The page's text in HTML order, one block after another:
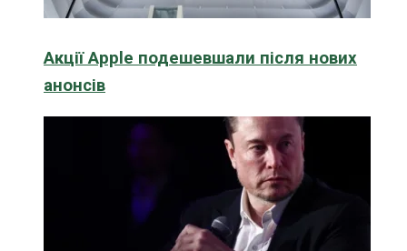
Акції Apple подешевшали після нових
анонсів